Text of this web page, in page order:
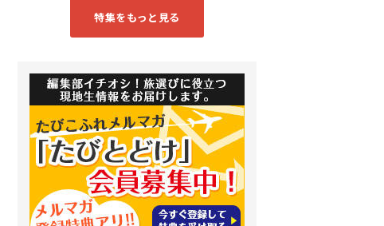
特集をもっと見る